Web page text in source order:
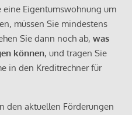
eine Eigentumswohnung um
müssen Sie mindestens
Sie dann noch ab, was
können, und tragen Sie
in den Kreditrechner für
den aktuellen Förderungen